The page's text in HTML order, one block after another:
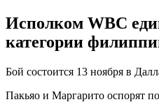
Исполком WBC
категории
Бой состоится 13 ноября в
Пакьяо и Маргарито оспорят